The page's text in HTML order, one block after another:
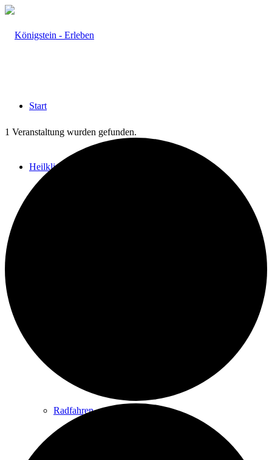
Start
Heilklima
Radfahren
1 Veranstaltung wurden gefunden.